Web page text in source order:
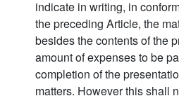
indicate in writing, in
the preceding Article, the
besides the contents of the
amount of expenses to be
completion of the
matters. However this shall